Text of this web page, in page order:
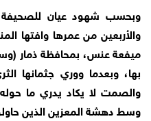
وبحسب شهود عيان للصحيفة
والأربعين من عمرها وافتها
ميفعة عنس، بمحافظة ذمار
بها، وبعدما ووري جثمانها
والصمت لا يكاد يدري ما
وسط دهشة المعزين الذين